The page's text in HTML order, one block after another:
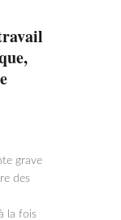
grave
des
la fois